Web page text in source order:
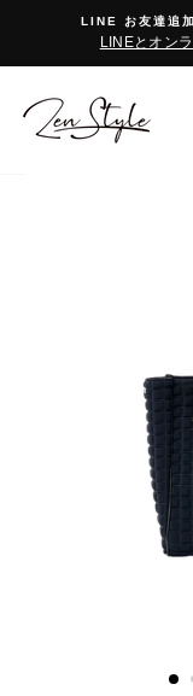
テ
LINE お友達追
LINEとオン